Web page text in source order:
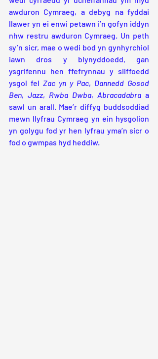
awduron Cymraeg, a debyg na fyddai
llawer yn ei enwi petawn i’n gofyn iddyn
nhw restru awduron Cymraeg. Un peth
sy’n sicr, mae o wedi bod yn gynhyrchiol
iawn dros y blynyddoedd, gan
ysgrifennu hen ffefrynnau y silffoedd
ysgol fel Zac yn y Pac, Dannedd Gosod
Ben, Jazz, Rwba Dwba, Abracadabra a
sawl un arall. Mae’r diffyg buddsoddiad
mewn llyfrau Cymraeg yn ein hysgolion
yn golygu fod yr hen lyfrau yma’n sicr o
fod o gwmpas hyd heddiw.